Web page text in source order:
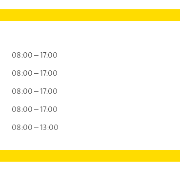
08:00 – 17:00
08:00 – 17:00
08:00 – 17:00
08:00 – 17:00
08:00 – 13:00